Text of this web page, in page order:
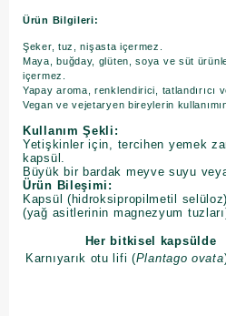
Ürün Bilgileri:
Şeker, tuz, nişasta içermez.
Maya, buğday, glüten, soya ve süt
içermez.
Yapay aroma, renklendirici, tatlandırıcı
Vegan ve vejetaryen bireylerin
Kullanım Şekli:
Yetişkinler için, tercihen yemek
kapsül.
Büyük bir bardak meyve suyu
Ürün Bileşimi:
Kapsül (hidroksipropilmetil
(yağ asitlerinin magnezyum
Her bitkisel kapsülde
Karnıyarık otu lifi (Plantago ovata